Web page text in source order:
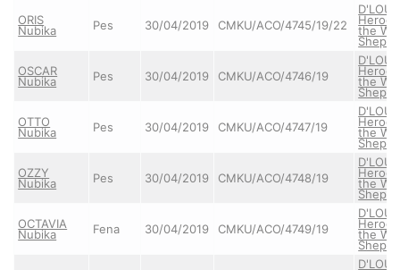
ORIS
Nubika Pes 30/04/2019 CMKU/ACO/4745/19/22 the
OSCAR
Nubika Pes 30/04/2019 CMKU/ACO/4746/19 the
OTTO
Nubika Pes 30/04/2019 CMKU/ACO/4747/19 the
OZZY
Nubika Pes 30/04/2019 CMKU/ACO/4748/19 the
OCTAVIA
Nubika Fena 30/04/2019 CMKU/ACO/4749/19 the